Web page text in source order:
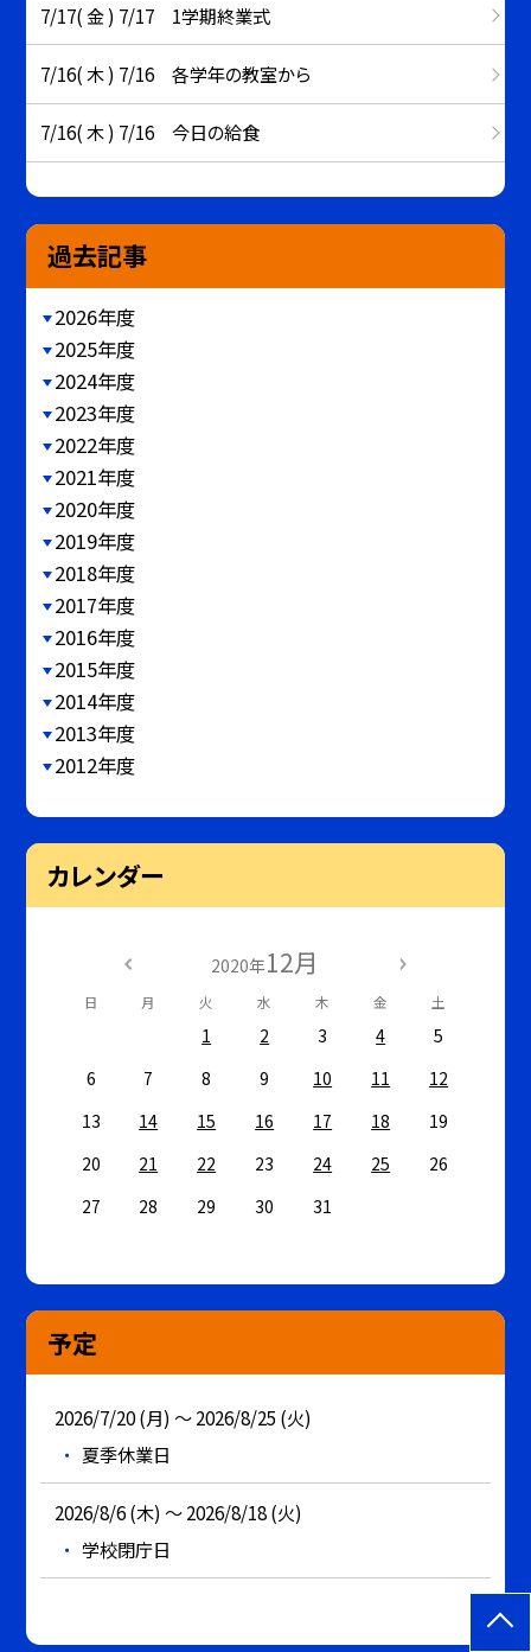
7/17( 金 ) 7/17 1学期終業式
7/16( 木 ) 7/16 各学年の教室から
7/16( 木 ) 7/16 今日の給食
過去記事
2026年度
2025年度
2024年度
2023年度
2022年度
2021年度
2020年度
2019年度
2018年度
2017年度
2016年度
2015年度
2014年度
2013年度
2012年度
カレンダー
2020年12月
日 月 火 水 木 金 土
1 2 3 4
5
6
7 8 9 10 11
12
13
14 15 16 17 18
19
20
21 22 23 24 25
26
27
28 29 30 31
予定
2026/7/20 (月) ～ 2026/8/25 (火)
夏季休業日
2026/8/6 (木) ～ 2026/8/18 (火)
学校閉庁日